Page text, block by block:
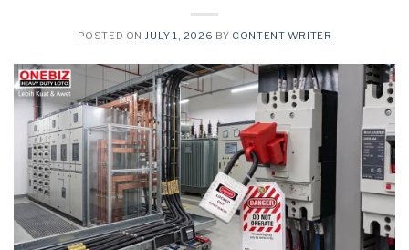
POSTED ON JULY 1, 2026 BY CONTENT WRITER